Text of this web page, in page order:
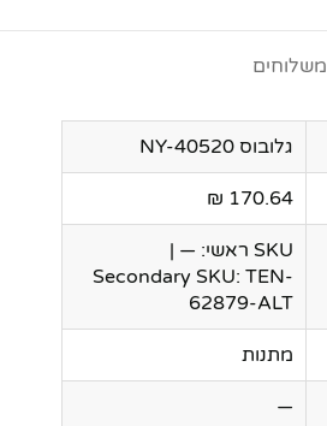
משלוחים
גלובוס NY-40520
170.64 ₪
SKU ראשי: — |
Secondary SKU: TEN-
62879-ALT
מתנות
—